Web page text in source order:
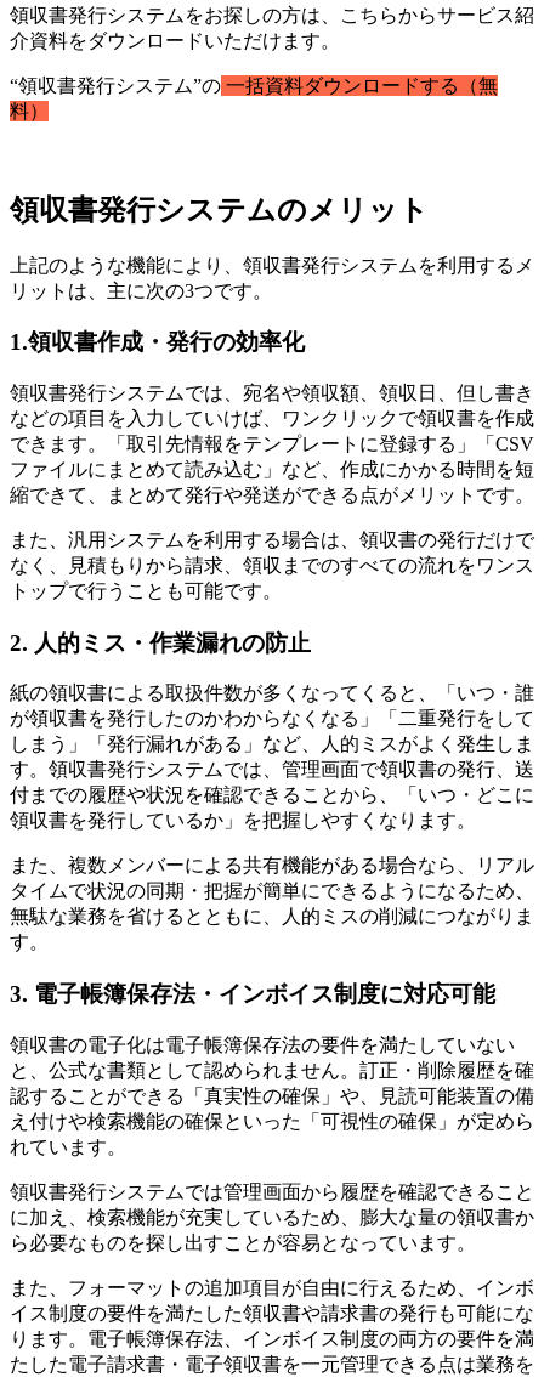
領収書発行システムをお探しの方は、こちらからサービス紹
介資料をダウンロードいただけます。
“領収書発行システム”の 一括資料ダウンロードする（無
料）
領収書発行システムのメリット
上記のような機能により、領収書発行システムを利用するメ
リットは、主に次の3つです。
1.領収書作成・発行の効率化
領収書発行システムでは、宛名や領収額、領収日、但し書き
などの項目を入力していけば、ワンクリックで領収書を作成
できます。「取引先情報をテンプレートに登録する」「CSV
ファイルにまとめて読み込む」など、作成にかかる時間を短
縮できて、まとめて発行や発送ができる点がメリットです。
また、汎用システムを利用する場合は、領収書の発行だけで
なく、見積もりから請求、領収までのすべての流れをワンス
トップで行うことも可能です。
2. 人的ミス・作業漏れの防止
紙の領収書による取扱件数が多くなってくると、「いつ・誰
が領収書を発行したのかわからなくなる」「二重発行をして
しまう」「発行漏れがある」など、人的ミスがよく発生しま
す。領収書発行システムでは、管理画面で領収書の発行、送
付までの履歴や状況を確認できることから、「いつ・どこに
領収書を発行しているか」を把握しやすくなります。
また、複数メンバーによる共有機能がある場合なら、リアル
タイムで状況の同期・把握が簡単にできるようになるため、
無駄な業務を省けるとともに、人的ミスの削減につながりま
す。
3. 電子帳簿保存法・インボイス制度に対応可能
領収書の電子化は電子帳簿保存法の要件を満たしていない
と、公式な書類として認められません。訂正・削除履歴を確
認することができる「真実性の確保」や、見読可能装置の備
え付けや検索機能の確保といった「可視性の確保」が定めら
れています。
領収書発行システムでは管理画面から履歴を確認できること
に加え、検索機能が充実しているため、膨大な量の領収書か
ら必要なものを探し出すことが容易となっています。
また、フォーマットの追加項目が自由に行えるため、インボ
イス制度の要件を満たした領収書や請求書の発行も可能にな
ります。電子帳簿保存法、インボイス制度の両方の要件を満
たした電子請求書・電子領収書を一元管理できる点は業務を